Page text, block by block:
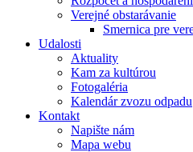
Verejné obstarávanie
Smernica pre
Udalosti
Aktuality
Kam za kultúrou
Fotogaléria
Kalendár zvozu odpadu
Kontakt
Napište nám
Mapa webu